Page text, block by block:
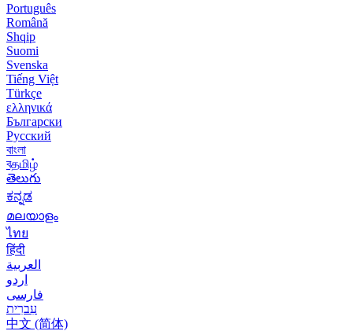
Português
Română
Shqip
Suomi
Svenska
Tiếng Việt
Türkçe
ελληνικά
Български
Русский
বাংলা
বதமிழ்
తెలుగు
ಕನ್ನಡ
മലയാളം
ไทย
हिंदी
العربية
اردو
فارسی
עִברִית
中文 (简体)